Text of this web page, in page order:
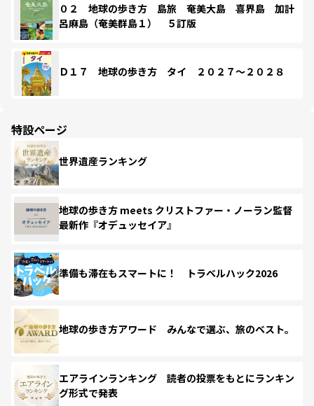
０２ 地球の歩き方 島旅 奄美大島 喜界島 加計
呂麻島（奄美群島１） ５訂版
Ｄ１７ 地球の歩き方 タイ ２０２７～２０２８
特設ページ
世界遺産ランキング
地球の歩き方 meets クリストファー・ノーラン監督
最新作『オデュッセイア』
準備も滞在もスマートに！ トラベルハック2026
地球の歩き方アワード みんなで選ぶ、旅のベスト。
エアラインランキング 読者の投票をもとにランキン
グ形式で発表